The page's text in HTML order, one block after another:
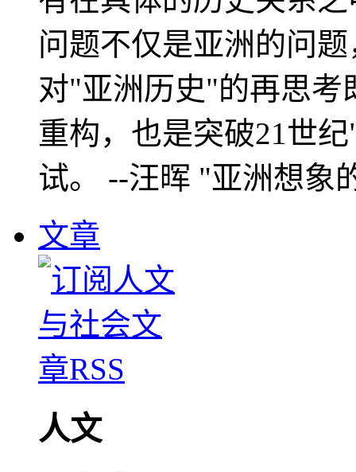
问题不仅是亚洲的问
对"亚洲历史"的再思考
重构，也是突破21世
试。 --汪晖 "亚洲想象
文章
人文